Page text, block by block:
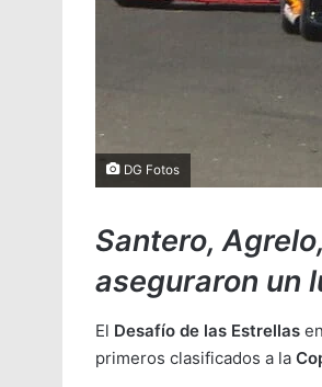
DG Fotos
Santero,
aseguraron un
El Desafío de las Estrellas
primeros clasificados a la